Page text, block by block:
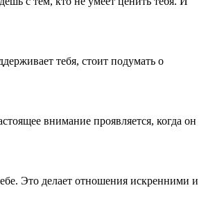
тебя, стоит подумать о
внимание проявляется, когда он
Это делает отношения искренними и